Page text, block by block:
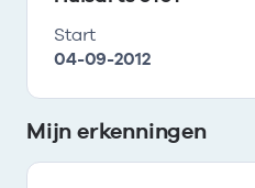
Start
04-09-2012
Mijn erkenningen